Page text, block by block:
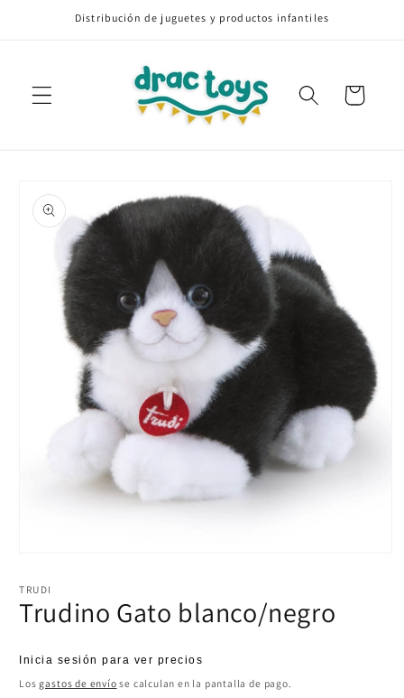
directamenteDistribución de juguetes y productos infantiles
Carrito
a la
información
del producto
multimedia
una
modal
TRUDI
Trudino Gato blanco/negro
Precio
habitual
Inicia sesión para ver precios
Losgastos de envío se calculan en la pantalla de pago.